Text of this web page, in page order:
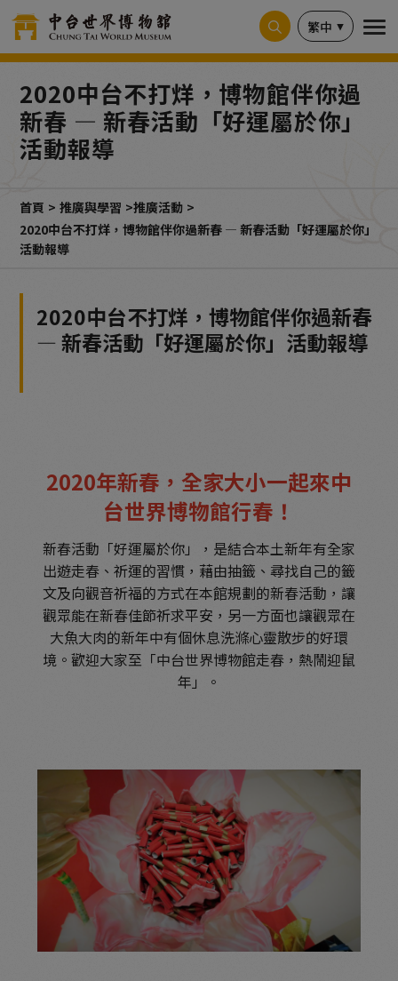
繁中
2020中台不打烊，博物館伴你過
新春 — 新春活動「好運屬於你」
活動報導
首頁 推廣與學習
推廣活動
2020中台不打烊，博物館伴你過新春 — 新春活動「好運屬於你」
活動報導
2020中台不打烊，博物館伴你過新春
— 新春活動「好運屬於你」活動報導
2020年新春，全家大小一起來中
台世界博物館行春！
新春活動「好運屬於你」，是結合本土新年有全家
出遊走春、祈運的習慣，藉由抽籤、尋找自己的籤
文及向觀音祈福的方式在本館規劃的新春活動，讓
觀眾能在新春佳節祈求平安，另一方面也讓觀眾在
大魚大肉的新年中有個休息洗滌心靈散步的好環
境。歡迎大家至「中台世界博物館走春，熱鬧迎鼠
年」。
Cookie管理面板